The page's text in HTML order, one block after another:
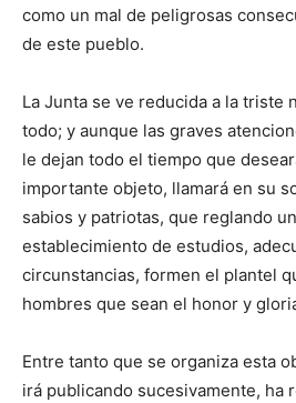
como un mal de peligrosas
de este pueblo.
La Junta se ve reducida a la triste
todo; y aunque las graves
le dejan todo el tiempo que
importante objeto, llamará en su
sabios y patriotas, que reglando
establecimiento de estudios,
circunstancias, formen el plantel
hombres que sean el honor y
Entre tanto que se organiza esta
irá publicando sucesivamente, ha